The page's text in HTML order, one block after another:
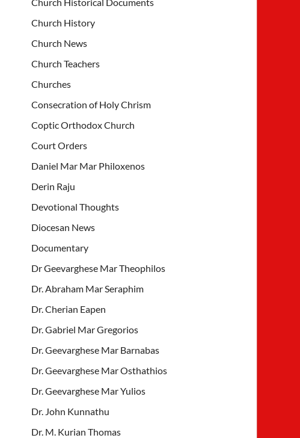
Church History
Church News
Church Teachers
Churches
Consecration of Holy Chrism
Coptic Orthodox Church
Court Orders
Daniel Mar Mar Philoxenos
Derin Raju
Devotional Thoughts
Diocesan News
Documentary
Dr Geevarghese Mar Theophilos
Dr. Abraham Mar Seraphim
Dr. Cherian Eapen
Dr. Gabriel Mar Gregorios
Dr. Geevarghese Mar Barnabas
Dr. Geevarghese Mar Osthathios
Dr. Geevarghese Mar Yulios
Dr. John Kunnathu
Dr. M. Kurian Thomas